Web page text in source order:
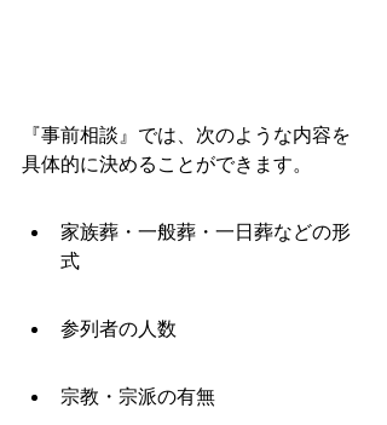
『事前相談』では、次のような内容を
具体的に決めることができます。
家族葬・一般葬・一日葬などの形
式
参列者の人数
宗教・宗派の有無